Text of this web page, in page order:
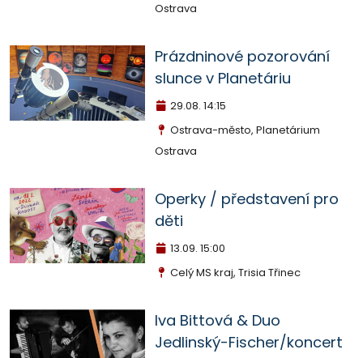
Ostrava
Prázdninové pozorování
slunce v Planetáriu
29.08. 14:15
Ostrava-město, Planetárium
Ostrava
Operky / představení pro
děti
13.09. 15:00
Celý MS kraj, Trisia Třinec
Iva Bittová & Duo
Jedlinský-Fischer/koncert